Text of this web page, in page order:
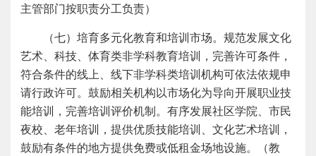
主管部门按职责分工负责）
（七）培育多元化教育和培训市场。规范发展文化
艺术、科技、体育类非学科教育培训，完善许可条件，
符合条件的线上、线下非学科类培训机构可依法依规申
请行政许可。鼓励相关机构以市场化为导向开展职业技
能培训，完善培训评价机制。有序发展社区学院、市民
夜校、老年培训，提供优质技能培训、文化艺术培训，
鼓励有条件的地方提供免费或低租金场地设施。（教